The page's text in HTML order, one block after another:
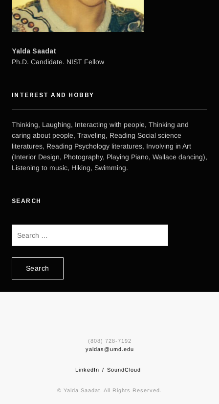
Yalda Saadat
Ph.D. Candidate. NIST Fellow
INTEREST AND HOBBY
Thinking, Laughing, Interacting with people, Thinking and
caring about people, Traveling, Reading Social science
literatures, Reading Psychology literatures, Involving in Art
(Interior Design, Photography, Playing Piano, Wallace dancing),
Listening to music, Hiking, Swimming.
SEARCH
for:
(808) 728-7192
yaldas@umd.edu
LinkedIn SoundCloud
© Yalda Saadat. All Rights Reserved.